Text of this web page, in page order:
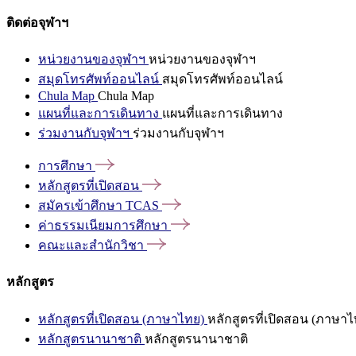
ติดต่อจุฬาฯ
หน่วยงานของจุฬาฯ หน่วยงานของจุฬาฯ
สมุดโทรศัพท์ออนไลน์ สมุดโทรศัพท์ออนไลน์
Chula Map Chula Map
แผนที่และการเดินทาง แผนที่และการเดินทาง
ร่วมงานกับจุฬาฯ ร่วมงานกับจุฬาฯ
การศึกษา
หลักสูตรที่เปิดสอน
สมัครเข้าศึกษา TCAS
ค่าธรรมเนียมการศึกษา
คณะและสำนักวิชา
หลักสูตร
หลักสูตรที่เปิดสอน (ภาษาไทย) หลักสูตรที่เปิดสอน (ภาษาไ
หลักสูตรนานาชาติ หลักสูตรนานาชาติ